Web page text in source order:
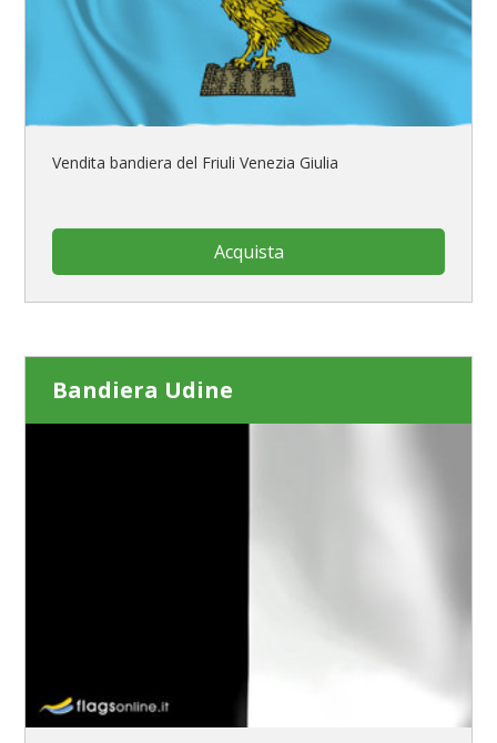
Vendita bandiera del Friuli Venezia Giulia
Acquista
Bandiera Udine